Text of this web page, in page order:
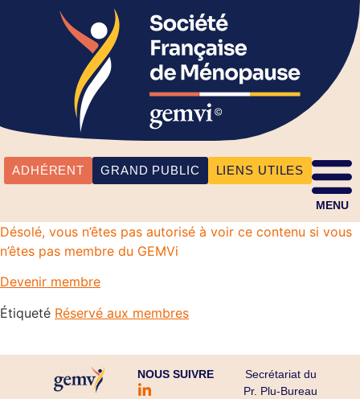
ADHÉRENT GRAND PUBLIC LIENS UTILES
MENU
Désolé, vous n’êtes pas autorisé à voir ce contenu si vous
n’êtes pas membre du GEMVi
Devenir membre
Étiqueté Réservé aux membres
NOUS SUIVRE
Secrétariat du
Pr. Plu-Bureau